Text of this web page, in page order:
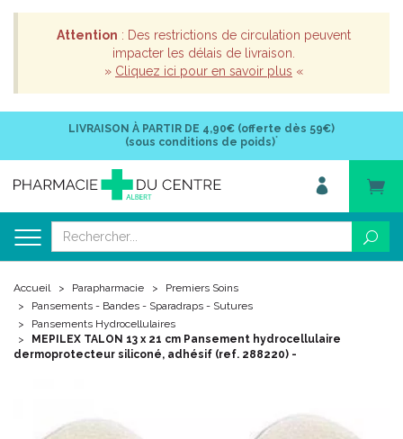
Attention : Des restrictions de circulation peuvent
impacter les délais de livraison.
» Cliquez ici pour en savoir plus «
LIVRAISON À PARTIR DE 4,90€ (offerte dès 59€)
(sous conditions de poids)*
Accueil Parapharmacie
Premiers Soins
Pansements - Bandes - Sparadraps - Sutures
Pansements Hydrocellulaires
MEPILEX TALON 13 x 21 cm Pansement hydrocellulaire
dermoprotecteur siliconé, adhésif (ref. 288220) -